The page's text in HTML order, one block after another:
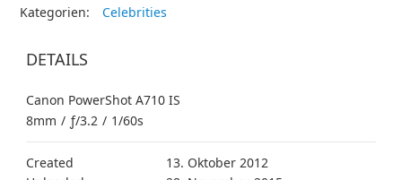
Kategorien:
Celebrities
DETAILS
Canon PowerShot A710 IS
8mm / ƒ/3.2 / 1/60s
Created
13. Oktober 2012